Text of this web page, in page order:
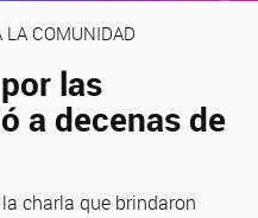
LA COMUNIDAD
las
a decenas de
charla que brindaron